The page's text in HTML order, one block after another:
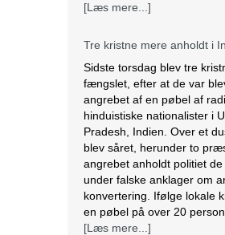
Sidste torsdag blev tre
fængslet, efter at de var
angrebet af en pøbel af
hinduistiske nationalister i
Pradesh, Indien. Over et
blev såret, herunder to
angrebet anholdt politiet de
under falske anklager om
konvertering. Ifølge lokale
en pøbel på over 20
[Læs mere...]